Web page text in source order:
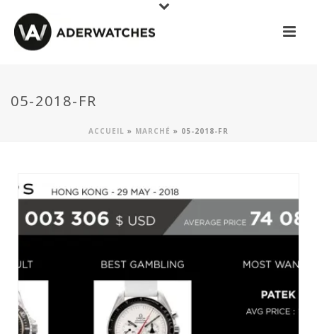
05-2018-FR
ACCUEIL » MARCHÉ » 05-2018-FR